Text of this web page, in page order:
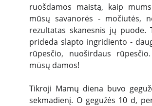
ruošdamos maistą, kaip
mūsų savanorės - močiutės,
rezultatas skanesnis jų puode.
prideda slapto ingridiento -
rūpesčio, nuoširdaus
mūsų damos!
Tikroji Mamų diena buvo
sekmadienį. O gegužės 10 d,